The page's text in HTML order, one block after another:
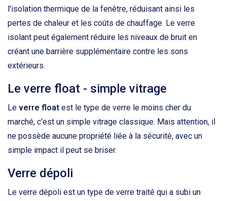
l'isolation thermique de la fenêtre, réduisant ainsi les
pertes de chaleur et les coûts de chauffage. Le verre
isolant peut également réduire les niveaux de bruit en
créant une barrière supplémentaire contre les sons
extérieurs.
Le verre float - simple vitrage
Le verre float est le type de verre le moins cher du
marché, c'est un simple vitrage classique. Mais attention, il
ne possède aucune propriété liée à la sécurité, avec un
simple impact il peut se briser.
Verre dépoli
Le verre dépoli est un type de verre traité qui a subi un